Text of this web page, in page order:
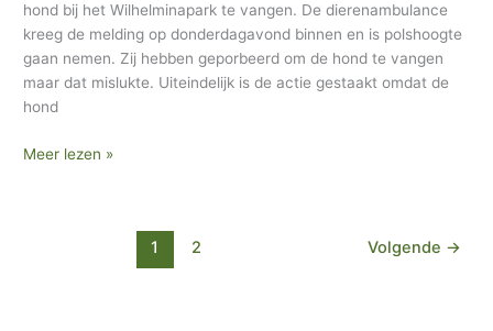
hond bij het Wilhelminapark te vangen. De dierenambulance
kreeg de melding op donderdagavond binnen en is polshoogte
gaan nemen. Zij hebben geporbeerd om de hond te vangen
maar dat mislukte. Uiteindelijk is de actie gestaakt omdat de
hond
Meer lezen »
1 2 Volgende →